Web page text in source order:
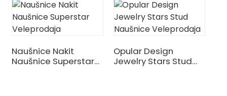
Naušnice Nakit
Naušnice Superstar
Opular Design
Jewelry Stars Stud